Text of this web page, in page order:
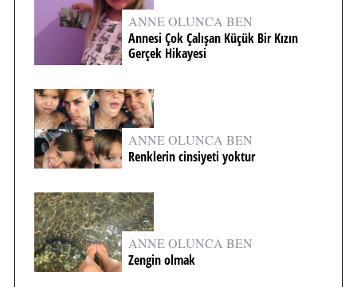
ANNE OLUNCA BEN
Annesi Çok Çalışan Küçük Bir Kızın
Gerçek Hikayesi
ANNE OLUNCA BEN
Renklerin cinsiyeti yoktur
ANNE OLUNCA BEN
Zengin olmak